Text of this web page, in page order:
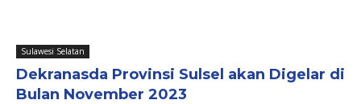
Sulawesi Selatan
Dekranasda Provinsi Sulsel akan Digelar di
Bulan November 2023